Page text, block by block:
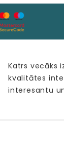
Katrs vecāks
kvalitātes
interesantu